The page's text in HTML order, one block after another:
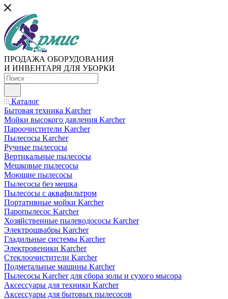
ПРОДАЖА ОБОРУДОВАНИЯ
И ИНВЕНТАРЯ ДЛЯ УБОРКИ
Каталог
Бытовая техника Karcher
Мойки высокого давления Karcher
Пароочистители Karcher
Пылесосы Karcher
Ручные пылесосы
Вертикальные пылесосы
Мешковые пылесосы
Моющие пылесосы
Пылесосы без мешка
Пылесосы с аквафильтром
Портативные мойки Karcher
Паропылесос Karcher
Хозяйственные пылеводососы Karcher
Электрошвабры Karcher
Гладильные системы Karcher
Электровеники Karcher
Стеклоочистители Karcher
Подметальные машины Karcher
Пылесосы Karcher для сбора золы и сухого мысора
Аксессуары для техники Karcher
Аксессуары для бытовых пылесосов